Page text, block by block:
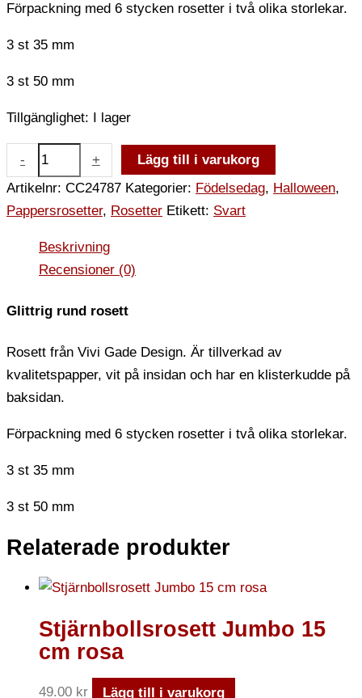
Förpackning med 6 stycken rosetter i två olika storlekar.
3 st 35 mm
3 st 50 mm
Tillgänglighet: I lager
- +
Lägg till i varukorg
Artikelnr: CC24787 Kategorier: Födelsedag, Halloween,
Pappersrosetter, Rosetter Etikett: Svart
Beskrivning
Recensioner (0)
Glittrig rund rosett
Rosett från Vivi Gade Design. Är tillverkad av
kvalitetspapper, vit på insidan och har en klisterkudde på
baksidan.
Förpackning med 6 stycken rosetter i två olika storlekar.
3 st 35 mm
3 st 50 mm
Relaterade produkter
Stjärnbollsrosett Jumbo 15
cm rosa
49.00 kr Lägg till i varukorg